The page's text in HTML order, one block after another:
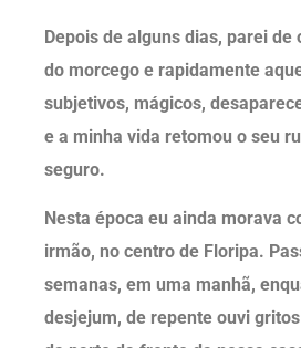
Depois de alguns dias, parei de
do morcego e rapidamente
subjetivos, mágicos,
e a minha vida retomou o seu
seguro.
Nesta época eu ainda morava
irmão, no centro de Floripa.
semanas, em uma manhã,
desjejum, de repente ouvi